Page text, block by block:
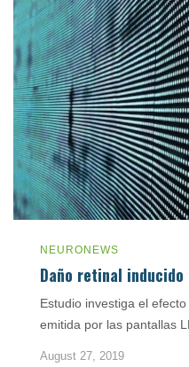
NEURONEWS
Daño retinal
Estudio investiga el
emitida por las pantallas
August 27, 2019